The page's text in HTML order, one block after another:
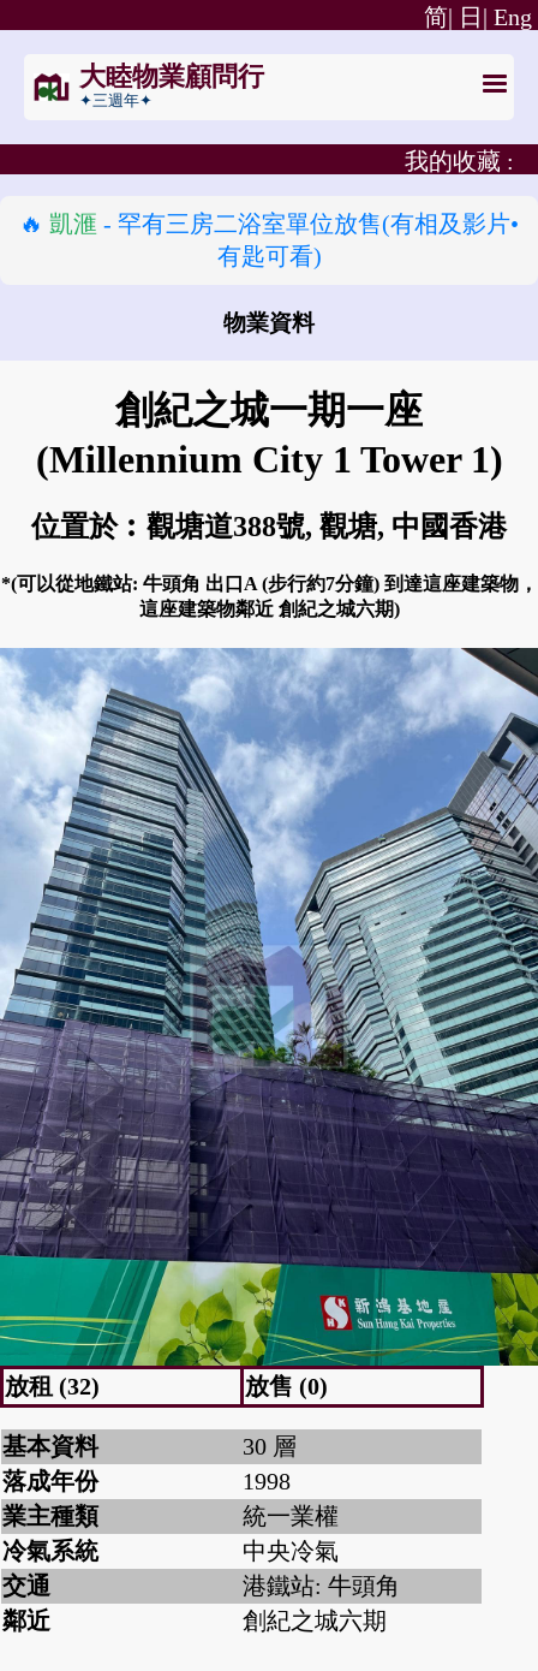
Eng
日|
简|
大睦物業顧問行
✦三週年✦
我的收藏 :
🔥 凱滙 - 罕有三房二浴室單位放售(有相及影片•
有匙可看)
物業資料
創紀之城一期一座
(Millennium City 1 Tower 1)
位置於︰觀塘道388號, 觀塘, 中國香港
*(可以從地鐵站: 牛頭角 出口A (步行約7分鐘) 到達這座建築物，
這座建築物鄰近 創紀之城六期)
放租 (32) 放售 (0)
基本資料
30 層
落成年份
1998
業主種類
統一業權
冷氣系統
中央冷氣
交通
港鐵站: 牛頭角
鄰近
創紀之城六期